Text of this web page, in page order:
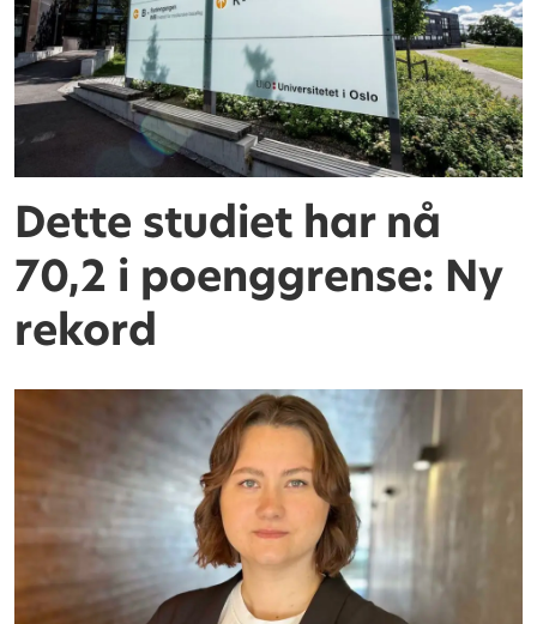
Dette studiet har nå
70,2 i poenggrense: Ny
rekord